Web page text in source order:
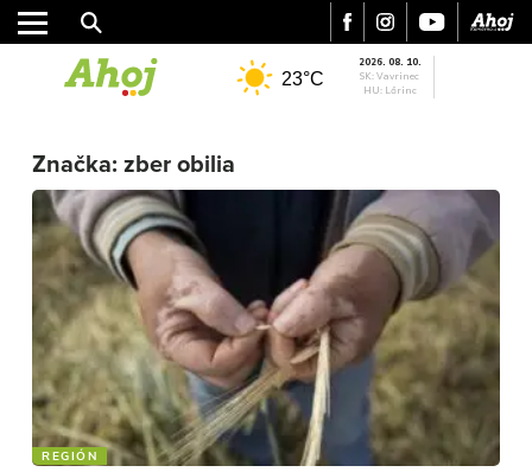
REGIÓN
FOTKY
VIDEO
MIX
23°C
2026. 08. 10.
SK: Vavrinec
HU: Lőrinc
Značka: zber obilia
REGIÓN